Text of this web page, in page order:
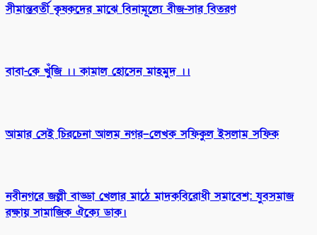
সীমান্তবর্তী কৃষকদের মাঝে বিনামূল্যে বীজ-সার বিতরণ
বাবা-কে খুঁজি ।। কামাল হোসেন মাহমুদ ।।
আমার সেই চিরচেনা আলম নগর–লেখক সফিকুল ইসলাম সফিক
নবীনগরে জল্লী বাড্ডা খেলার মাঠে মাদকবিরোধী সমাবেশ: যুবসমাজ
রক্ষায় সামাজিক ঐক্যে ডাক।